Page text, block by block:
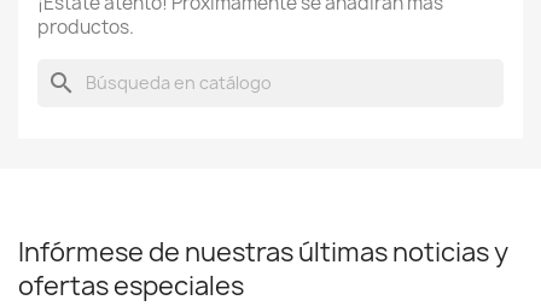
productos.
search
Infórmese de nuestras últimas noticias y
ofertas especiales